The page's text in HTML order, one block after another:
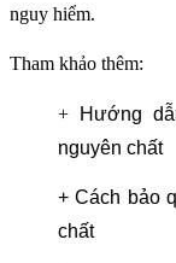
nguy hiểm.
Tham khảo thêm:
+
Hướng
nguyên chất
+ Cách bảo
chất